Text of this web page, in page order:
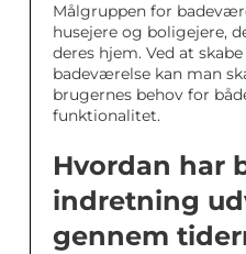
Målgruppen for
husejere og boligejere,
deres hjem. Ved at
badeværelse kan man
brugernes behov for
funktionalitet.
Hvordan har
indretning
gennem